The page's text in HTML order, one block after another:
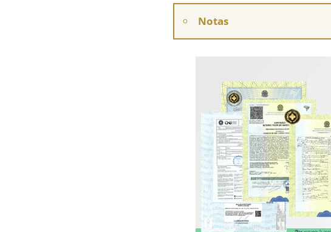
Notas